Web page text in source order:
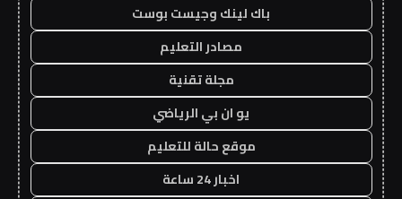
باك لينك وجيست بوست
مصادر التعليم
مجلة تقنية
يو ان بي الرياضي
موقع حالة للتعليم
اخبار 24 ساعة